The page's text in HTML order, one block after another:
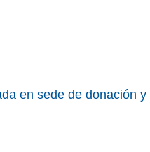
en sede de donación y